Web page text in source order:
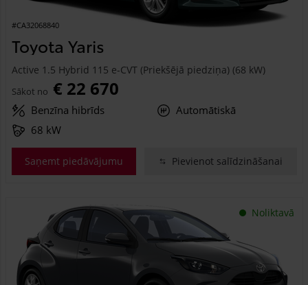
#CA32068840
Toyota Yaris
Active 1.5 Hybrid 115 e-CVT (Priekšējā piedziņa) (68 kW)
Sākot no € 22 670
Benzīna hibrīds
Automātiskā
68 kW
Saņemt piedāvājumu Pievienot salīdzināšanai
Noliktavā